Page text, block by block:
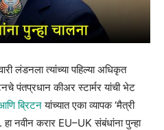
लंडनला त्यांच्या पहिल्या अधिकृत
पंतप्रधान कीअर स्टार्मर यांची भेट
ब्रिटनयांच्यात एका व्यापक ‘मैत्री
हा नवीन करार EU–UK संबंधांना पुन्हा